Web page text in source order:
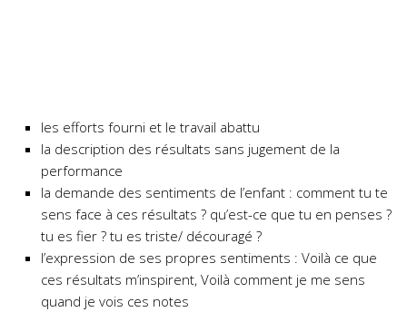
les efforts fourni et le travail abattu
la description des résultats sans jugement de la
performance
la demande des sentiments de l’enfant : comment tu te
sens face à ces résultats ? qu’est-ce que tu en penses ?
tu es fier ? tu es triste/ découragé ?
l’expression de ses propres sentiments : Voilà ce que
ces résultats m’inspirent, Voilà comment je me sens
quand je vois ces notes